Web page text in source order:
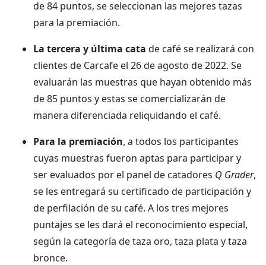
de 84 puntos, se seleccionan las mejores tazas
para la premiación.
La tercera y última cata de café se realizará con
clientes de Carcafe el 26 de agosto de 2022. Se
evaluarán las muestras que hayan obtenido más
de 85 puntos y estas se comercializarán de
manera diferenciada reliquidando el café.
Para la premiación, a todos los participantes
cuyas muestras fueron aptas para participar y
ser evaluados por el panel de catadores Q Grader,
se les entregará su certificado de participación y
de perfilación de su café. A los tres mejores
puntajes se les dará el reconocimiento especial,
según la categoría de taza oro, taza plata y taza
bronce.